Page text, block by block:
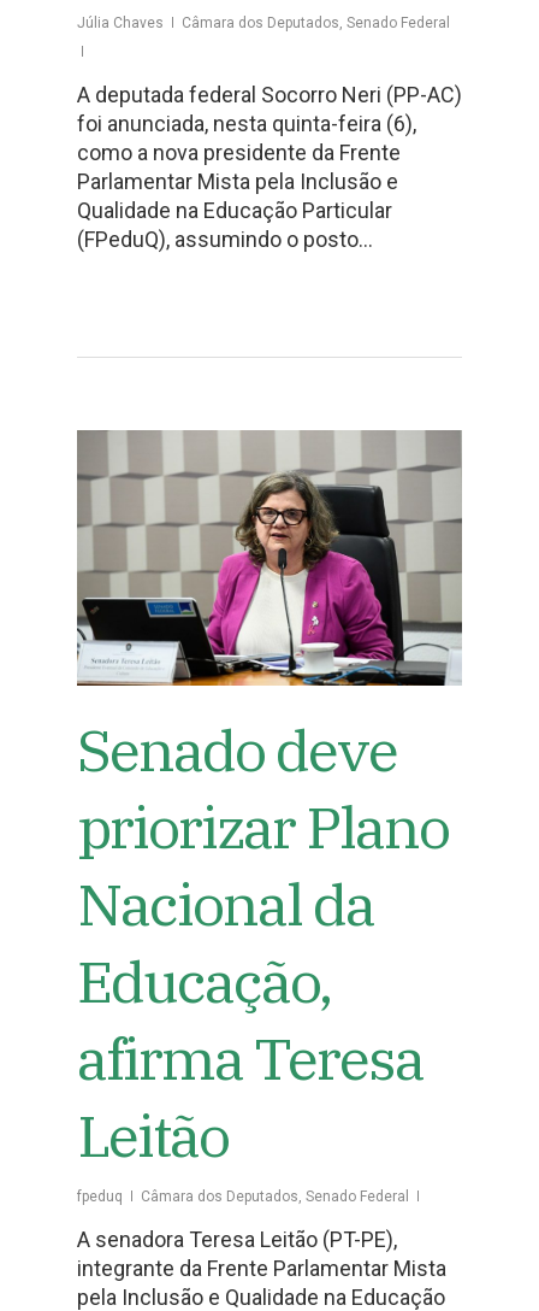
Júlia Chaves Câmara dos Deputados, Senado Federal
A deputada federal Socorro Neri (PP-AC)
foi anunciada, nesta quinta-feira (6),
como a nova presidente da Frente
Parlamentar Mista pela Inclusão e
Qualidade na Educação Particular
(FPeduQ), assumindo o posto…
Senado deve
priorizar Plano
Nacional da
Educação,
afirma Teresa
Leitão
fpeduq Câmara dos Deputados, Senado Federal
A senadora Teresa Leitão (PT-PE),
integrante da Frente Parlamentar Mista
pela Inclusão e Qualidade na Educação